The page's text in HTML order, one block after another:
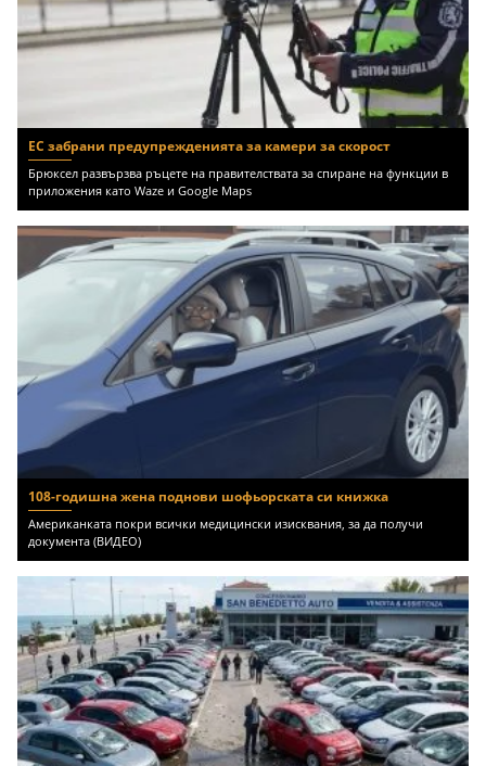
ЕС забрани предупрежденията за камери за скорост
Брюксел развързва ръцете на правителствата за спиране на функции в
приложения като Waze и Google Maps
108-годишна жена поднови шофьорската си книжка
Американката покри всички медицински изисквания, за да получи
документа (ВИДЕО)